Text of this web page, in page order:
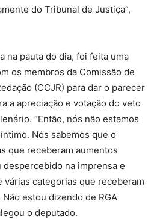
do Tribunal de Justiça”,
na pauta do dia, foi feita uma
os membros da Comissão de
(CCJR) para dar o parecer
a apreciação e votação do veto
“Então, nós não estamos
Nós sabemos que o
que receberam aumentos
na imprensa e
várias categorias que receberam
estou dizendo de RGA
o deputado.